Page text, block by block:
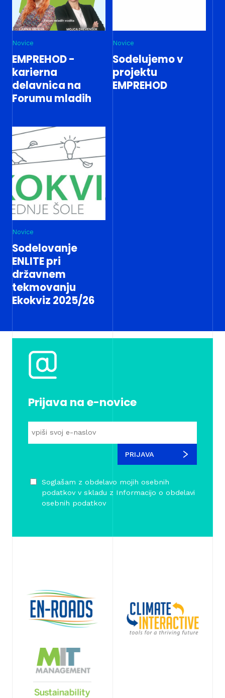
Novice
EMPREHOD -
karierna
delavnica na
Forumu mladih
Novice
Sodelujemo v
projektu
EMPREHOD
Novice
Sodelovanje
ENLITE pri
državnem
tekmovanju
Ekokviz 2025/26
Prijava na e-novice
PRIJAVA
Soglašam z obdelavo mojih osebnih
podatkov v skladu z Informacijo o obdelavi
osebnih podatkov